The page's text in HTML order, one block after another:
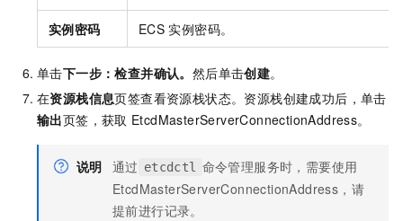
实例密码 ECS 实例密码。
单击下一步：检查并确认。 然后单击创建。
在资源栈信息页签查看资源栈状态。资源栈创建成功后，单击
输出页签，获取 EtcdMasterServerConnectionAddress。
说明 通过 etcdctl 命令管理服务时，需要使用
EtcdMasterServerConnectionAddress，请
提前进行记录。